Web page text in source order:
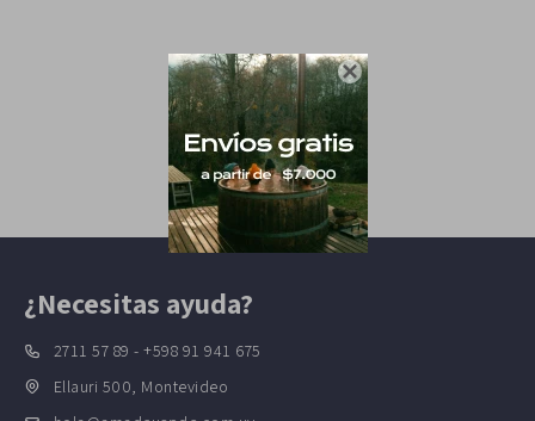

¿Necesitas ayuda?
2711 57 89 - +598 91 941 675
Ellauri 500, Montevideo